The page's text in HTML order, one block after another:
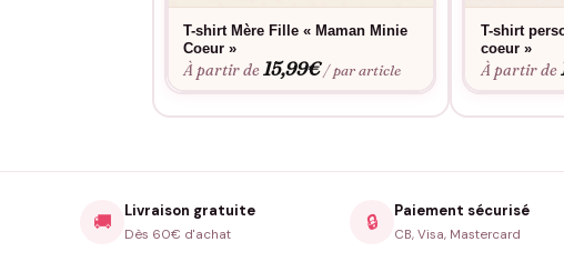
T-shirt Mère Fille « Maman Minie
Coeur »
À partir de15,99€ / par article
T-shirt
coeur »
À partir de
🚚 Livraison gratuite
Dès 60€ d'achat
🔒 Paiement sécurisé
CB, Visa, Mastercard